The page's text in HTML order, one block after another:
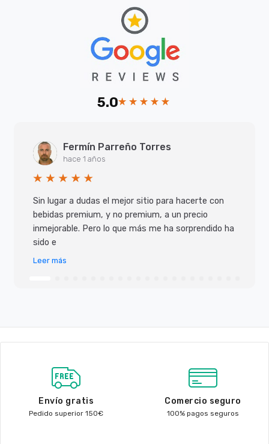
5.0
Fermín Parreño Torres
hace 1 años
Sin lugar a dudas el mejor sitio para hacerte con
bebidas premium, y no premium, a un precio
inmejorable. Pero lo que más me ha sorprendido ha
sido e
Leer más
Envío gratis
Pedido superior 150€
Comercio seguro
100% pagos seguros